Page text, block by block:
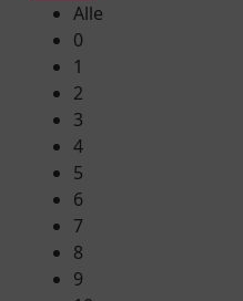
Alle
0
1
2
3
4
5
6
7
8
9